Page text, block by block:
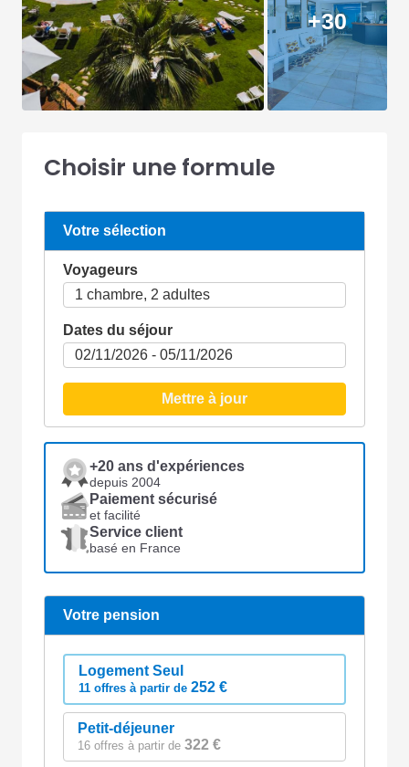
+30
Choisir une formule
Votre sélection
Voyageurs
Dates du séjour
Mettre à jour
+20 ans d'expériences
depuis 2004
Paiement sécurisé
et facilité
Service client
basé en France
Votre pension
Logement Seul
11 offres à partir de 252 €
Petit-déjeuner
16 offres à partir de 322 €